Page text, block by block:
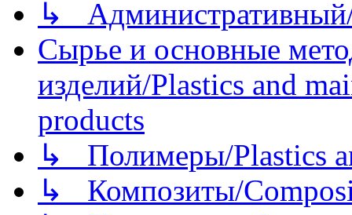
↳
Сырье и основные
изделий/Plastics and
products
↳ Полимеры/Plastics
↳ Композиты/